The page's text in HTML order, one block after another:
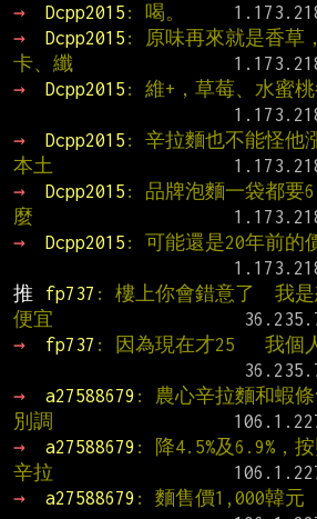
→
Dcpp2015 : 喝。
→
Dcpp2015 : 原味再來就是香草
卡、纖
→
Dcpp2015 : 維+，草莓、水蜜桃
→
Dcpp2015 : 辛拉麵也不能怪他
本土
→
Dcpp2015 : 品牌泡麵一袋都要
麼
→
Dcpp2015 : 可能還是20年前的
推
fp737 : 樓上你會錯意了  我是
便宜
→
fp737 : 因為現在才25   我個
→
a27588679 : 農心辛拉麵和蝦
別調
→
a27588679 : 降4.5%及6.9%，
辛拉
→
a27588679 : 麵售價1,000韓元